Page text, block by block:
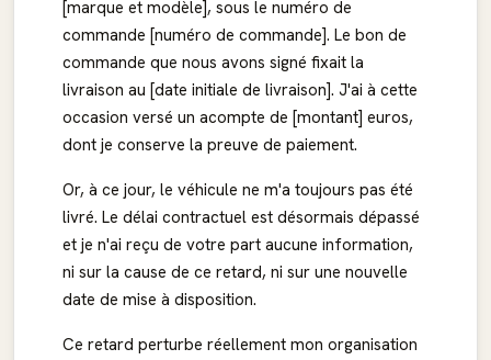
[marque et modèle], sous le numéro de
commande [numéro de commande]. Le bon de
commande que nous avons signé fixait la
livraison au [date initiale de livraison]. J'ai à cette
occasion versé un acompte de [montant] euros,
dont je conserve la preuve de paiement.
Or, à ce jour, le véhicule ne m'a toujours pas été
livré. Le délai contractuel est désormais dépassé
et je n'ai reçu de votre part aucune information,
ni sur la cause de ce retard, ni sur une nouvelle
date de mise à disposition.
Ce retard perturbe réellement mon organisation